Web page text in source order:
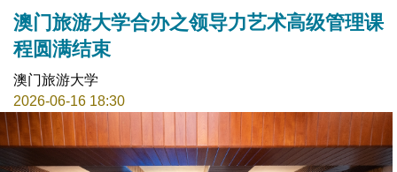
澳门旅游大学合办之领导力艺术高级管理课
程圆满结束
澳门旅游大学
2026-06-16 18:30